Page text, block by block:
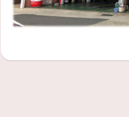
スタッフ日記を
2024年9月6日